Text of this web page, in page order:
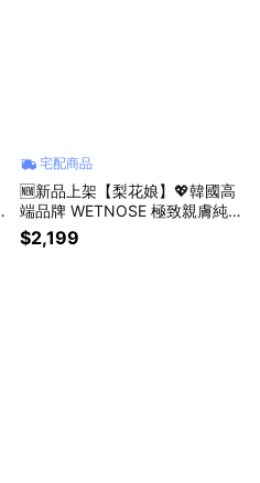
宅配商品
🆕新品上架【梨花娘】💖韓國高
端品牌 WETNOSE 極致親膚純
棉寵物項圈(8色)
$2,199